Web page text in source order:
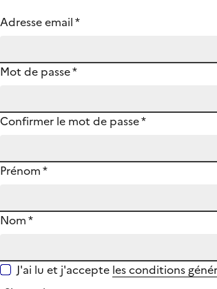
Adresse email*
Mot de passe*
Confirmer le mot de passe*
Prénom*
Nom*
J'ai lu et j'accepte les conditions